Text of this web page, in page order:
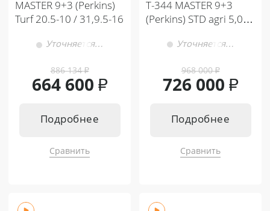
MASTER 9+3 (Perkins)
Turf 20.5-10 / 31,9.5-16
Уточняется…
886 134₽
664 600 ₽
Подробнее
Сравнить
Т-344 MASTER 9+3
(Perkins) STD agri 5,00-
Уточняется…
968 000₽
726 000 ₽
Подробнее
Сравнить